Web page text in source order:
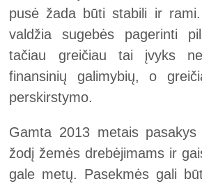
pusė žada būti stabili ir
valdžia sugebės pagerinti
tačiau greičiau tai įvyks
finansinių galimybių, o
perskirstymo.
Gamta 2013 metais pasakys
žodį žemės drebėjimams ir
gale metų. Pasekmės gali